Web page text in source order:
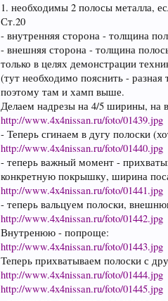
1. необходимы 2 полосы металла,
Ст.20
- внутренняя сторона - толщина
- внешняя сторона - толщина
только в целях демонстрации
(тут необходимо пояснить -
поэтому там и хамп выше.
Делаем надрезы на 4/5 ширины, на
http://www.4x4nissan.ru/foto/01439.jpg
- Теперь сгинаем в дугу полоски
http://www.4x4nissan.ru/foto/01440.jpg
- теперь важный момент -
конкретную покрышку, ширина
http://www.4x4nissan.ru/foto/01441.jpg
- теперь вальцуем полоски,
http://www.4x4nissan.ru/foto/01442.jpg
Внутренюю - попроще:
http://www.4x4nissan.ru/foto/01443.jpg
Теперь прихватываем полоски с
http://www.4x4nissan.ru/foto/01444.jpg
http://www.4x4nissan.ru/foto/01445.jpg